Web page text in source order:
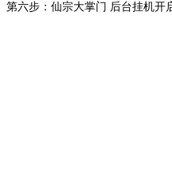
第六步：仙宗大掌门 后台挂机开